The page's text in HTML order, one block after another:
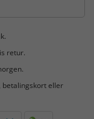
retur.
eller